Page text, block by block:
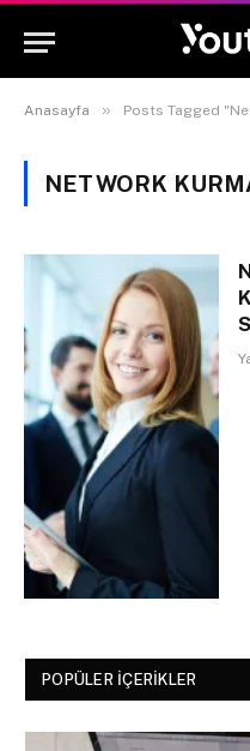
Anasayfa » Posts Tagged
NETWORK
POPÜLER İÇERIKLER